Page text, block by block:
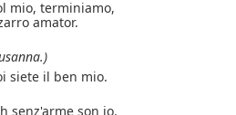
mio, terminiamo,
amator.
siete il ben mio.
senz'arme son io.